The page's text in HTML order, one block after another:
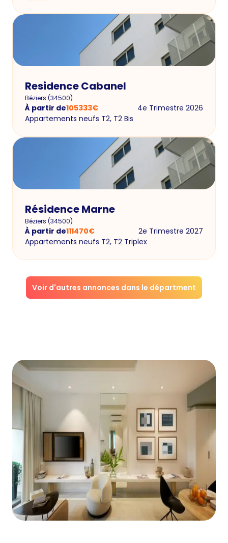
Residence Cabanel
Béziers (34500)
À partir de105333€
4e Trimestre 2026
Appartements neufs T2, T2 Bis
Résidence Marne
Béziers (34500)
À partir de111470€
2e Trimestre 2027
Appartements neufs T2, T2 Triplex
Voir d'autres annonces dans le départment